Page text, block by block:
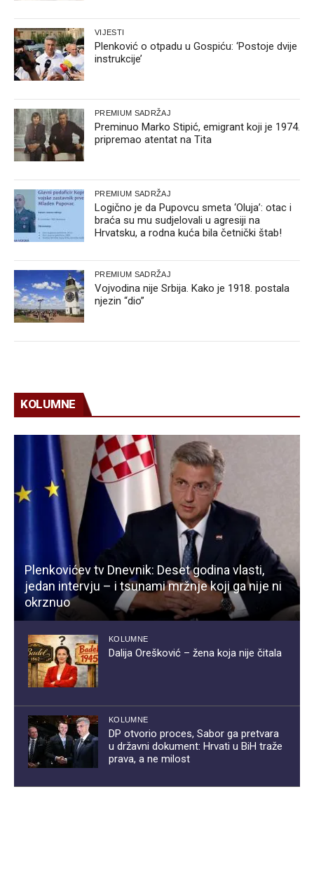
VIJESTI
Plenković o otpadu u Gospiću: ‘Postoje dvije
instrukcije’
PREMIUM SADRŽAJ
Preminuo Marko Stipić, emigrant koji je 1974.
pripremao atentat na Tita
PREMIUM SADRŽAJ
Logično je da Pupovcu smeta ‘Oluja’: otac i
braća su mu sudjelovali u agresiji na
Hrvatsku, a rodna kuća bila četnički štab!
PREMIUM SADRŽAJ
Vojvodina nije Srbija. Kako je 1918. postala
njezin “dio”
KOLUMNE
Plenkovićev tv Dnevnik: Deset godina vlasti,
jedan intervju – i tsunami mržnje koji ga nije ni
okrznuo
KOLUMNE
Dalija Orešković – žena koja nije čitala
KOLUMNE
DP otvorio proces, Sabor ga pretvara
u državni dokument: Hrvati u BiH traže
prava, a ne milost